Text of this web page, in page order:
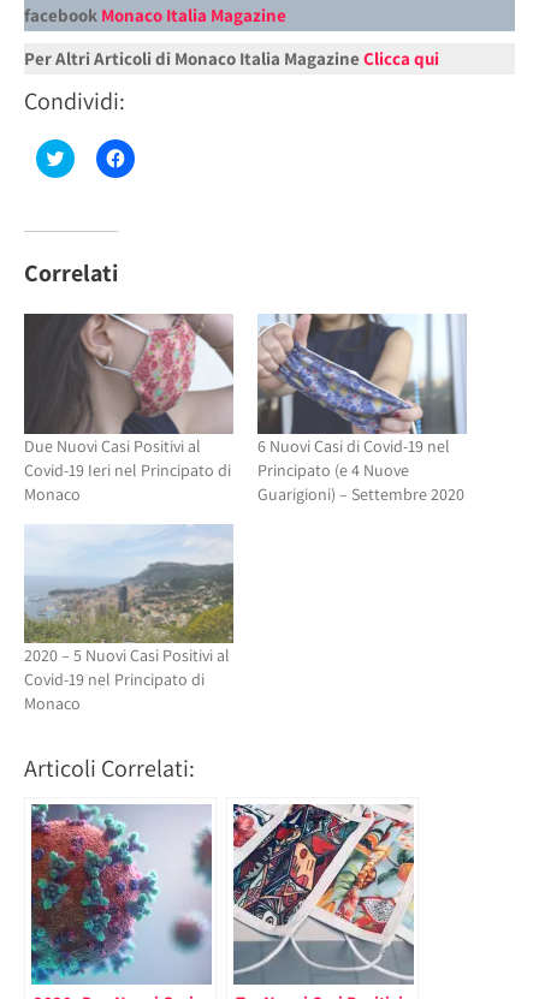
facebook Monaco Italia Magazine
Per Altri Articoli di Monaco Italia Magazine Clicca qui
Condividi:
Fai
clic
su
(Si
apre
una
nuova
finestra)
Fai
clic
nuova
finestra)
Correlati
Due Nuovi Casi Positivi al
Covid-19 Ieri nel Principato di
Monaco
6 Nuovi Casi di Covid-19 nel
Principato (e 4 Nuove
Guarigioni) – Settembre 2020
2020 – 5 Nuovi Casi Positivi al
Covid-19 nel Principato di
Monaco
Articoli Correlati: